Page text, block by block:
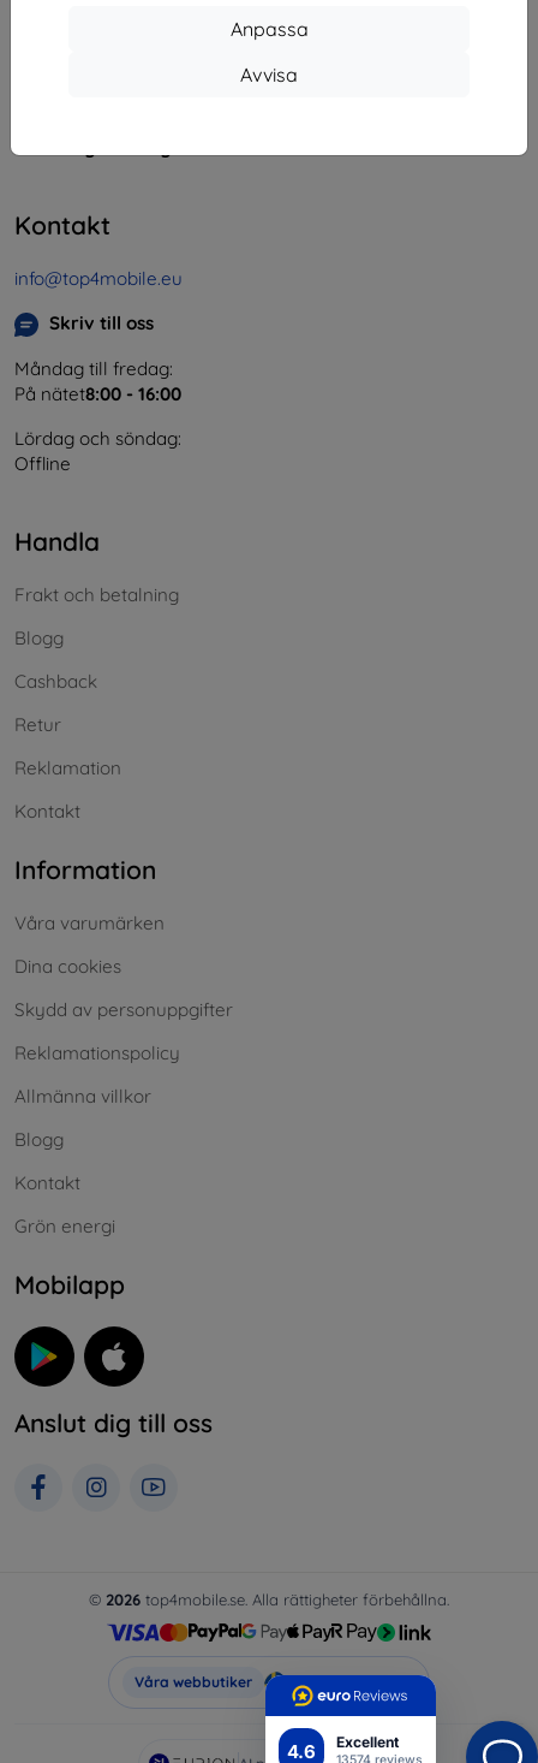
4.6 Excellent
Anpassa
Avvisa
Kontakt
info@top4mobile.eu
Skriv till oss
Måndag till fredag:
På nätet8:00 - 16:00
Lördag och söndag:
Offline
Handla
Frakt och betalning
Blogg
Cashback
Retur
Reklamation
Kontakt
Information
Våra varumärken
Dina cookies
Skydd av personuppgifter
Reklamationspolicy
Allmänna villkor
Blogg
Kontakt
Grön energi
Mobilapp
Anslut dig till oss
© 2026 top4mobile.se. Alla rättigheter förbehållna.
Våra webbutiker Top4Mobile.se